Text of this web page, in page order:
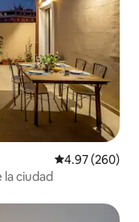
Calificación
4.97 (260)
ciudad